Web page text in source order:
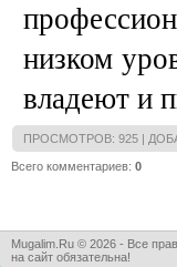
низком
владеют и
ПРОСМОТРОВ: 925 |
Всего комментариев: 0
Mugalim.Ru © 2026 - Все
на сайт обязательна!